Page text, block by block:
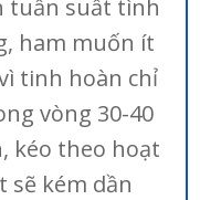
tuần suất tình
ham muốn ít
tinh hoàn chỉ
vòng 30-40
kéo theo hoạt
sẽ kém dần